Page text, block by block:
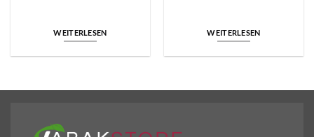
WEITERLESEN WEITERLESEN